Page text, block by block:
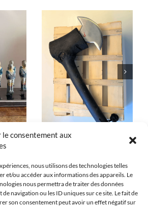
le consentement aux
nous utilisons des technologies telles
et/ou accéder aux informations des appareils. Le
nous permettra de traiter des données
navigation ou les ID uniques sur ce site. Le fait de
son consentement peut avoir un effet négatif sur
« Burennade »
Installations